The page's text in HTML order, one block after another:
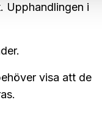
Upphandlingen i
visa att de